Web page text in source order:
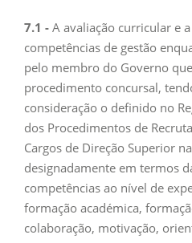
7.1 - A avaliação curricular e
competências de gestão
pelo membro do Governo
procedimento concursal,
consideração o definido no
dos Procedimentos de
Cargos de Direção Superior
designadamente em termos
competências ao nível de
formação académica,
colaboração, motivação,